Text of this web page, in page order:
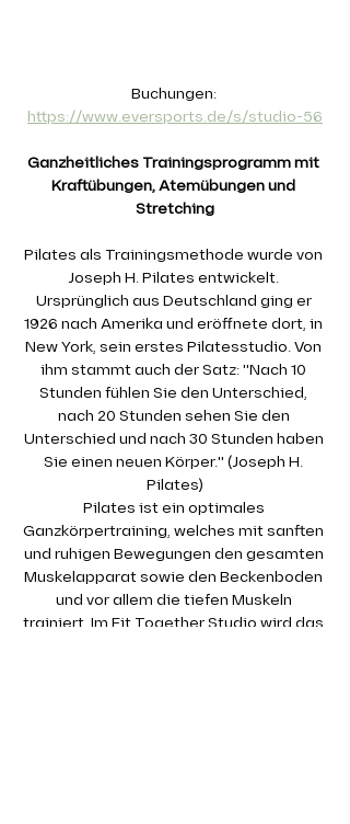
Buchungen:
https://www.eversports.de/s/studio-56
Ganzheitliches Trainingsprogramm mit
Kraftübungen, Atemübungen und
Stretching
Pilates als Trainingsmethode wurde von
Joseph H. Pilates entwickelt.
Ursprünglich aus Deutschland ging er
1926 nach Amerika und eröffnete dort, in
New York, sein erstes Pilatesstudio. Von
ihm stammt auch der Satz: "Nach 10
Stunden fühlen Sie den Unterschied,
nach 20 Stunden sehen Sie den
Unterschied und nach 30 Stunden haben
Sie einen neuen Körper." (Joseph H.
Pilates)
Pilates ist ein optimales
Ganzkörpertraining, welches mit sanften
und ruhigen Bewegungen den gesamten
Muskelapparat sowie den Beckenboden
und vor allem die tiefen Muskeln
trainiert. Im Fit Together Studio wird das